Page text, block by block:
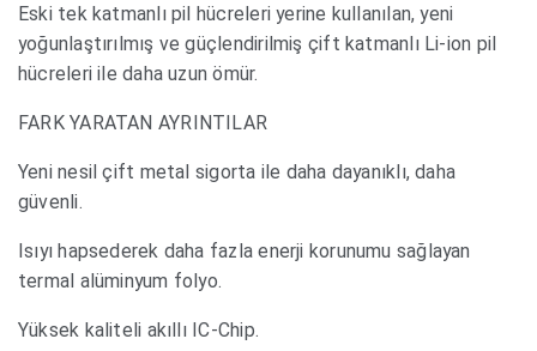
Eski tek katmanlı pil hücreleri yerine kullanılan, yeni
yoğunlaştırılmış ve güçlendirilmiş çift katmanlı Li-ion pil
hücreleri ile daha uzun ömür.
FARK YARATAN AYRINTILAR
Yeni nesil çift metal sigorta ile daha dayanıklı, daha
güvenli.
Isıyı hapsederek daha fazla enerji korunumu sağlayan
termal alüminyum folyo.
Yüksek kaliteli akıllı IC-Chip.